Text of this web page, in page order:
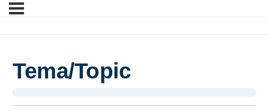
Tema/Topic